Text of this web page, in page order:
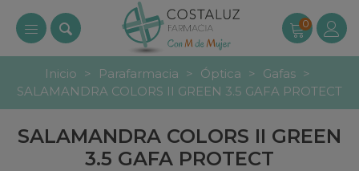
0
Inicio > Parafarmacia > Óptica > Gafas >
SALAMANDRA COLORS II GREEN 3.5 GAFA PROTECT
SALAMANDRA COLORS II GREEN
3.5 GAFA PROTECT